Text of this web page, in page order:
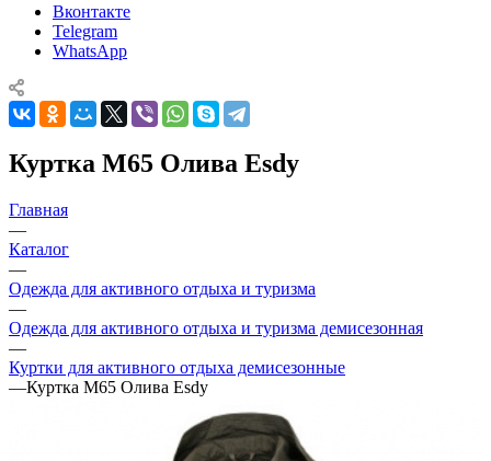
Вконтакте
Telegram
WhatsApp
Куртка М65 Олива Esdy
Главная
—
Каталог
—
Одежда для активного отдыха и туризма
—
Одежда для активного отдыха и туризма демисезонная
—
Куртки для активного отдыха демисезонные
—Куртка М65 Олива Esdy